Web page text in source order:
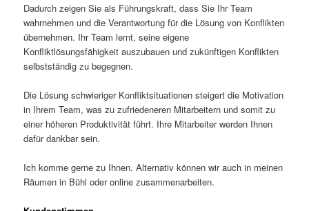
Dadurch zeigen Sie als Führungskraft, dass Sie Ihr Team
wahrnehmen und die Verantwortung für die Lösung von Konflikten
übernehmen. Ihr Team lernt, seine eigene
Konfliktlösungsfähigkeit auszubauen und zukünftigen Konflikten
selbstständig zu begegnen.
Die Lösung schwieriger Konfliktsituationen steigert die Motivation
in Ihrem Team, was zu zufriedeneren Mitarbeitern und somit zu
einer höheren Produktivität führt. Ihre Mitarbeiter werden Ihnen
dafür dankbar sein.
Ich komme gerne zu Ihnen. Alternativ können wir auch in meinen
Räumen in Bühl oder online zusammenarbeiten.